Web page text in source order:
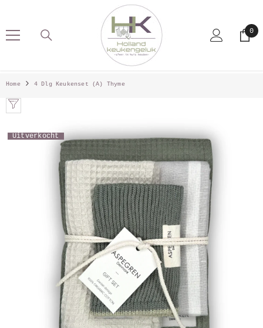
0
0
Home 4 Dlg Keukenset (A) Thyme
Uitverkocht